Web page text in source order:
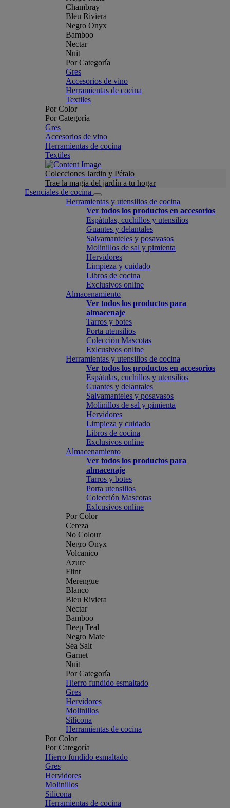
Chambray
Bleu Riviera
Negro Onyx
Bamboo
Nectar
Nuit
Por Categoría
Gres
Accesorios de vino
Herramientas de cocina
Textiles
Por Color
Por Categoría
Gres
Accesorios de vino
Herramientas de cocina
Textiles
Colecciones Jardin y Pétalo
Trae la magia del jardín a tu hogar
Esenciales de cocina
Herramientas y utensilios de cocina
Ver todos los productos en accesorios
Espátulas, cuchillos y utensilios
Guantes y delantales
Salvamanteles y posavasos
Molinillos de sal y pimienta
Hervidores
Limpieza y cuidado
Libros de cocina
Exclusivos online
Almacenamiento
Ver todos los productos para
almacenaje
Tarros y botes
Porta utensilios
Colección Mascotas
Exlcusivos online
Herramientas y utensilios de cocina
Ver todos los productos en accesorios
Espátulas, cuchillos y utensilios
Guantes y delantales
Salvamanteles y posavasos
Molinillos de sal y pimienta
Hervidores
Limpieza y cuidado
Libros de cocina
Exclusivos online
Almacenamiento
Ver todos los productos para
almacenaje
Tarros y botes
Porta utensilios
Colección Mascotas
Exlcusivos online
Por Color
Cereza
No Colour
Negro Onyx
Volcanico
Azure
Flint
Merengue
Blanco
Bleu Riviera
Nectar
Bamboo
Deep Teal
Negro Mate
Sea Salt
Garnet
Nuit
Por Categoría
Hierro fundido esmaltado
Gres
Hervidores
Molinillos
Silicona
Herramientas de cocina
Por Color
Por Categoría
Hierro fundido esmaltado
Gres
Hervidores
Molinillos
Silicona
Herramientas de cocina